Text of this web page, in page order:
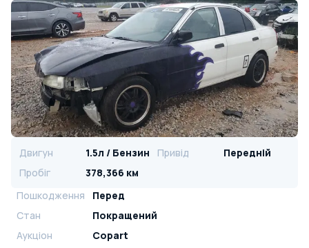
Двигун 1.5л / Бензин Привід
Передній
Пробіг
378,366 км
Пошкодження
Перед
Стан
Покращений
Аукціон
Copart